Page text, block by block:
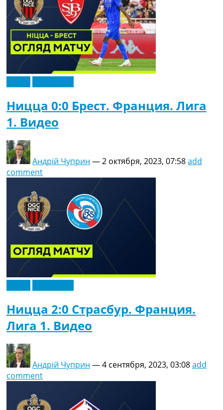
Ницца 0:0 Брест. Франция. Лига
1. Видео
Андрій Чуприн —2 октября, 2023, 07:58add
comment
Ницца 2:0 Страсбур. Франция.
Лига 1. Видео
Андрій Чуприн —4 сентября, 2023, 03:08add
comment